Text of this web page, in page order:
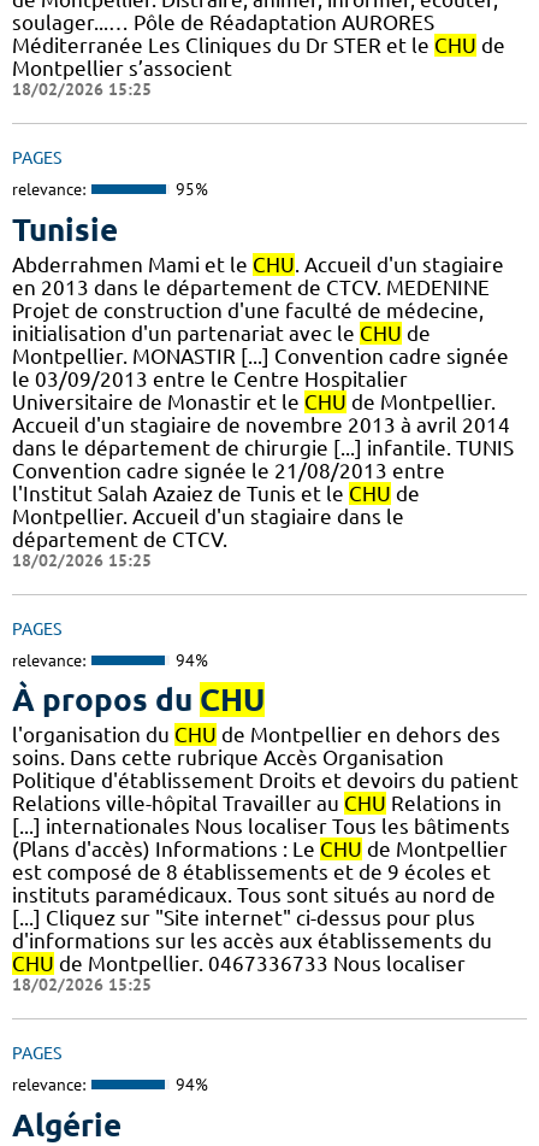
soulager...… Pôle de Réadaptation AURORES
Méditerranée Les Cliniques du Dr STER et le CHU de
Montpellier s’associent
18/02/2026 15:25
PAGES
relevance: 95%
Tunisie
Abderrahmen Mami et le CHU . Accueil d'un stagiaire
en 2013 dans le département de CTCV. MEDENINE
Projet de construction d'une faculté de médecine,
initialisation d'un partenariat avec le CHU de
Montpellier. MONASTIR [...] Convention cadre signée
le 03/09/2013 entre le Centre Hospitalier
Universitaire de Monastir et le CHU de Montpellier.
Accueil d'un stagiaire de novembre 2013 à avril 2014
dans le département de chirurgie [...] infantile. TUNIS
Convention cadre signée le 21/08/2013 entre
l'Institut Salah Azaiez de Tunis et le CHU de
Montpellier. Accueil d'un stagiaire dans le
département de CTCV.
18/02/2026 15:25
PAGES
relevance: 94%
À propos du CHU
l'organisation du CHU de Montpellier en dehors des
soins. Dans cette rubrique Accès Organisation
Politique d'établissement Droits et devoirs du patient
Relations ville-hôpital Travailler au CHU Relations in
[...] internationales Nous localiser Tous les bâtiments
(Plans d'accès) Informations : Le CHU de Montpellier
est composé de 8 établissements et de 9 écoles et
instituts paramédicaux. Tous sont situés au nord de
[...] Cliquez sur "Site internet" ci-dessus pour plus
d'informations sur les accès aux établissements du
CHU de Montpellier. 0467336733 Nous localiser
18/02/2026 15:25
PAGES
relevance: 94%
Algérie